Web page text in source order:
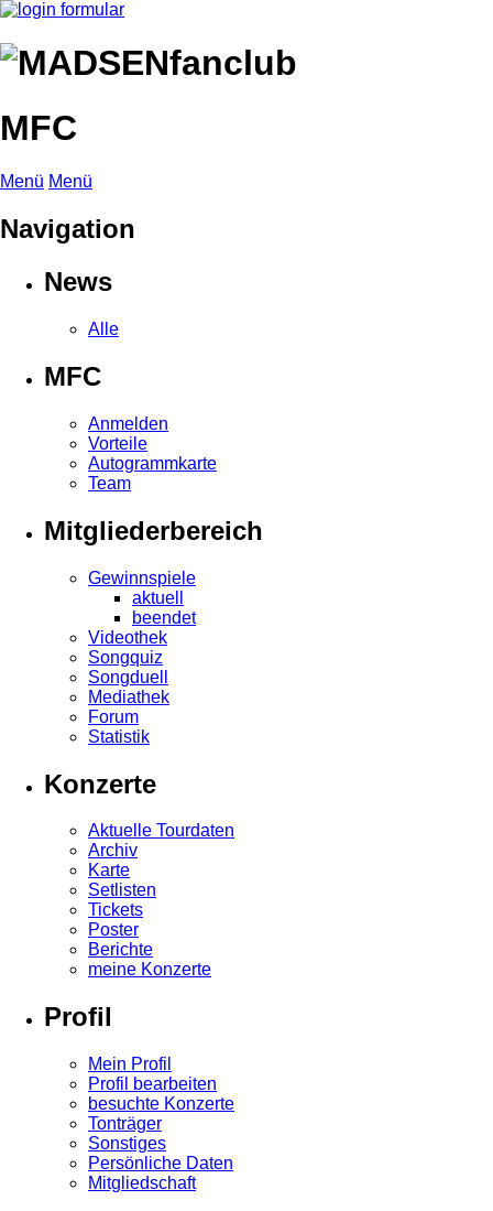
MFC
Menü Menü
Navigation
News
Alle
MFC
Anmelden
Vorteile
Autogrammkarte
Team
Mitgliederbereich
Gewinnspiele
aktuell
beendet
Videothek
Songquiz
Songduell
Mediathek
Forum
Statistik
Konzerte
Aktuelle Tourdaten
Archiv
Karte
Setlisten
Tickets
Poster
Berichte
meine Konzerte
Profil
Mein Profil
Profil bearbeiten
besuchte Konzerte
Tonträger
Sonstiges
Persönliche Daten
Mitgliedschaft